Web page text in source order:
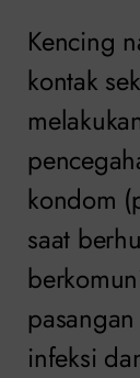
Kencing
kontak
kondom
saat
infeksi